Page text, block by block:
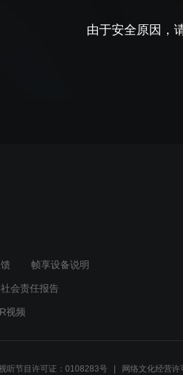
由于安全原因，
帧享设备说明
会责任报告
视频
听节目许可证：0108283号 网络文化经营